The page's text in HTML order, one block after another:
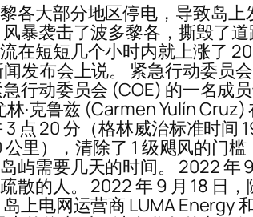
各大部分地区停电，导致岛
暴袭击了波多黎各，撕毁了
在短短几个小时内就上涨了
发布会上说。 紧急行动委员
行动委员会 (COE) 的一名成
·克鲁兹 (Carmen Yulín
点 20 分（格林威治标准时间
里），清除了 1 级飓风的门
屿需要几天的时间。 2022 年
的人。 2022 年 9 月 18 日
上电网运营商 LUMA Energy